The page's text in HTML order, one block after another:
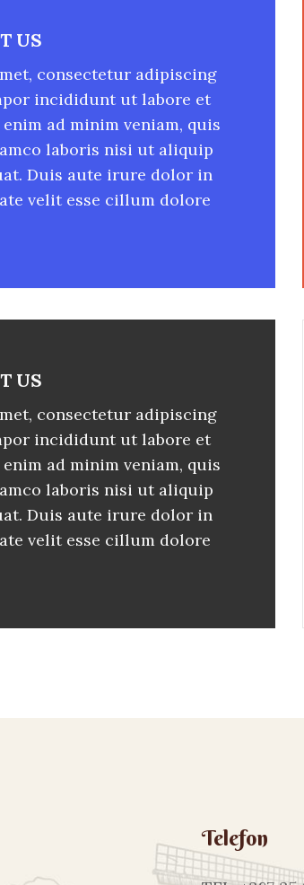
US
consectetur adipiscing
incididunt ut labore et
ad minim veniam, quis
laboris nisi ut aliquip
Duis aute irure dolor in
velit esse cillum dolore
US
consectetur adipiscing
incididunt ut labore et
ad minim veniam, quis
laboris nisi ut aliquip
Duis aute irure dolor in
velit esse cillum dolore
Telefon